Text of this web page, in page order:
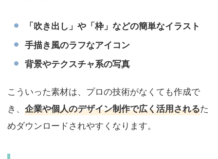
「吹き出し」や「枠」などの簡単なイラスト
手描き風のラフなアイコン
背景やテクスチャ系の写真
こういった素材は、プロの技術がなくても作成で
き、 企業や個人のデザイン制作で広く活用されるた
めダウンロードされやすくなります。